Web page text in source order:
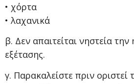
• χόρτα
• λαχανικά
β. Δεν απαιτείται νηστεία
εξέτασης.
γ. Παρακαλείστε πριν